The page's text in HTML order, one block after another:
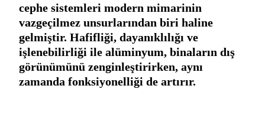
cephe sistemleri modern mimarinin
vazgeçilmez unsurlarından biri haline
gelmiştir. Hafifliği, dayanıklılığı ve
işlenebilirliği ile alüminyum, binaların dış
görünümünü zenginleştirirken, aynı
zamanda fonksiyonelliği de artırır.